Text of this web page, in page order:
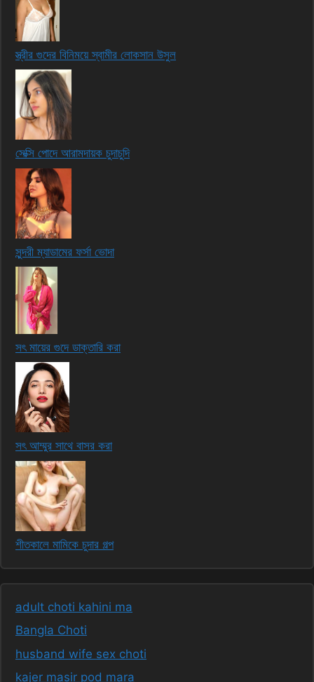
স্ত্রীর গুদের বিনিময়ে স্বামীর লোকসান উসুল
সেক্সি পোদে আরামদায়ক চুদাচুদি
সুন্দরী ম্যাডামের ফর্সা ভোদা
সৎ মায়ের গুদে ডাক্তারি করা
সৎ আম্মুর সাথে বাসর করা
শীতকালে মামিকে চুদার গল্প
adult choti kahini ma
Bangla Choti
husband wife sex choti
kajer masir pod mara